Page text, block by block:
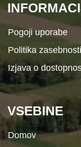
Pogoji uporabe
Politika zasebnosti
Izjava o
VSEBINE
Domov